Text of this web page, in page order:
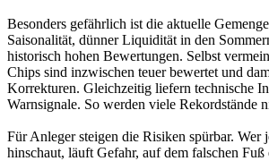
Besonders gefährlich ist die aktuelle
Saisonalität, dünner Liquidität in den
historisch hohen Bewertungen. Selbst
Chips sind inzwischen teuer bewertet und
Korrekturen. Gleichzeitig liefern technische
Warnsignale. So werden viele Rekordstände
Für Anleger steigen die Risiken spürbar. Wer
hinschaut, läuft Gefahr, auf dem falschen